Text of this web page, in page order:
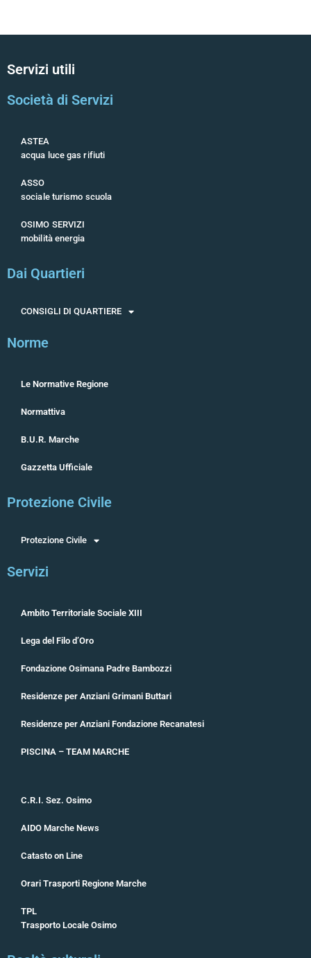
Servizi utili
Società di Servizi
ASTEA
acqua luce gas rifiuti
ASSO
sociale turismo scuola
OSIMO SERVIZI
mobilità energia
Dai Quartieri
CONSIGLI DI QUARTIERE
Norme
Le Normative Regione
Normattiva
B.U.R. Marche
Gazzetta Ufficiale
Protezione Civile
Protezione Civile
Servizi
Ambito Territoriale Sociale XIII
Lega del Filo d’Oro
Fondazione Osimana Padre Bambozzi
Residenze per Anziani Grimani Buttari
Residenze per Anziani Fondazione Recanatesi
PISCINA – TEAM MARCHE
C.R.I. Sez. Osimo
AIDO Marche News
Catasto on Line
Orari Trasporti Regione Marche
TPL
Trasporto Locale Osimo